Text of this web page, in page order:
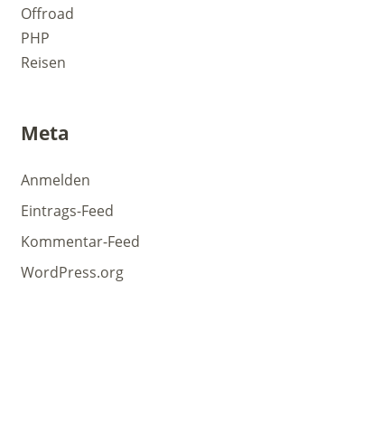
Offroad
PHP
Reisen
Meta
Anmelden
Eintrags-Feed
Kommentar-Feed
WordPress.org